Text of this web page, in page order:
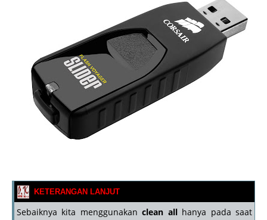
KETERANGAN LANJUT
Sebaiknya kita menggunakanclean allhanya pada saat